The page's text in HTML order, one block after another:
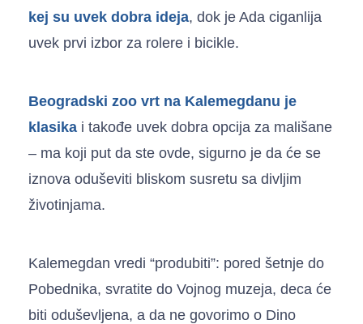
kej su uvek dobra ideja, dok je Ada ciganlija
uvek prvi izbor za rolere i bicikle.
Beogradski zoo vrt na Kalemegdanu je
klasika i takođe uvek dobra opcija za mališane
– ma koji put da ste ovde, sigurno je da će se
iznova oduševiti bliskom susretu sa divljim
životinjama.
Kalemegdan vredi “produbiti”: pored šetnje do
Pobednika, svratite do Vojnog muzeja, deca će
biti oduševljena, a da ne govorimo o Dino